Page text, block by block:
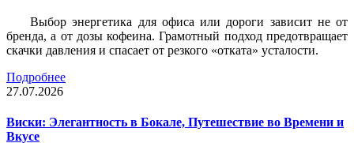
Выбор энергетика для офиса или дороги зависит не от
бренда, а от дозы кофеина. Грамотный подход предотвращает
скачки давления и спасает от резкого «отката» усталости.
Подробнее
27.07.2026
Виски: Элегантность в Бокале, Путешествие во Времени и
Вкусе